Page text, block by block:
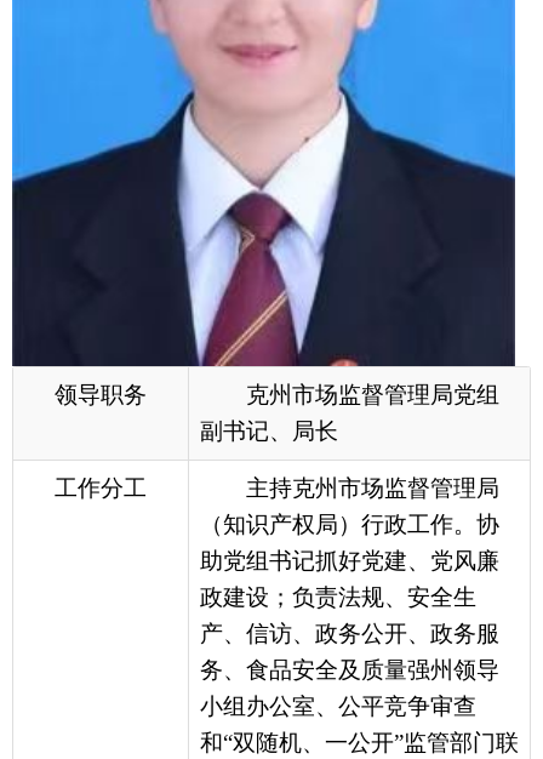
克州市场监督管理局党组
副书记、局长
主持克州市场监督管理局
（知识产权局）行政工作。协
助党组书记抓好党建、党风廉
政建设；负责法规、安全生
产、信访、政务公开、政务服
小组办公室、公平竞争审查
和“双随机、一公开”监管部门联
席会议工作；分管法规科、登
记注册行政许可审批科、信用
监督管理科（私个协会）、质
量与计量检验检测中心等方面
的工作。
吐尔干比·托合达逊，女，
柯尔克孜族，1981年11月，中